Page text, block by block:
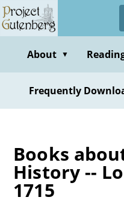
Skip
to
contentAbout ▼
Frequently
Books
History --
1715